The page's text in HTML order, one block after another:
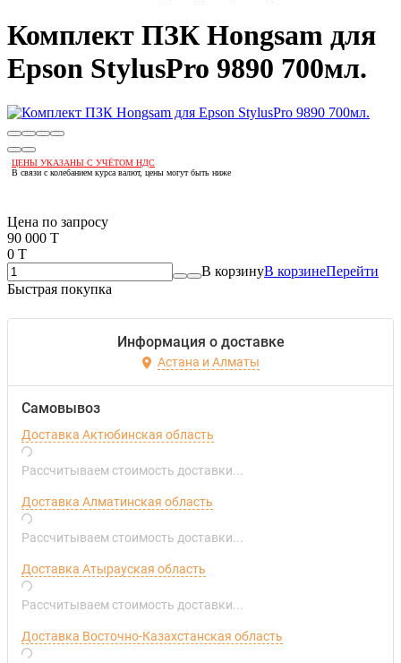
Комплект ПЗК Hongsam для
Epson StylusPro 9890 700мл.
ЦЕНЫ УКАЗАНЫ С УЧЁТОМ НДС
В связи с колебанием курса валют, цены могут быть ниже
Цена по запросу
90 000 T
0 T
В корзинуВ корзинеПерейти
Быстрая покупка
Информация о доставке
Астана и Алматы
Самовывоз
Доставка Актюбинская область
Рассчитываем стоимость доставки...
Доставка Алматинская область
Рассчитываем стоимость доставки...
Доставка Атырауская область
Рассчитываем стоимость доставки...
Доставка Восточно-Казахстанская область